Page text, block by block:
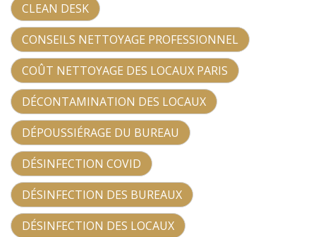
CLEAN DESK
CONSEILS NETTOYAGE PROFESSIONNEL
COÛT NETTOYAGE DES LOCAUX PARIS
DÉCONTAMINATION DES LOCAUX
DÉPOUSSIÉRAGE DU BUREAU
DÉSINFECTION COVID
DÉSINFECTION DES BUREAUX
DÉSINFECTION DES LOCAUX